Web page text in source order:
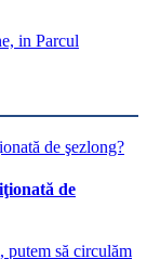
in Parcul
de